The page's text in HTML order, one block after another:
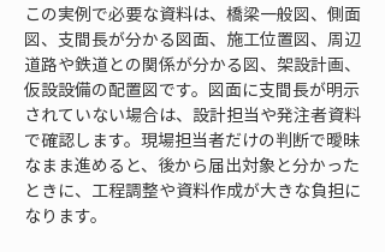
この実例で必要な資料は、橋梁一般図、側面
図、支間長が分かる図面、施工位置図、周辺
道路や鉄道との関係が分かる図、架設計画、
仮設設備の配置図です。図面に支間長が明示
されていない場合は、設計担当や発注者資料
で確認します。現場担当者だけの判断で曖昧
なまま進めると、後から届出対象と分かった
ときに、工程調整や資料作成が大きな負担に
なります。